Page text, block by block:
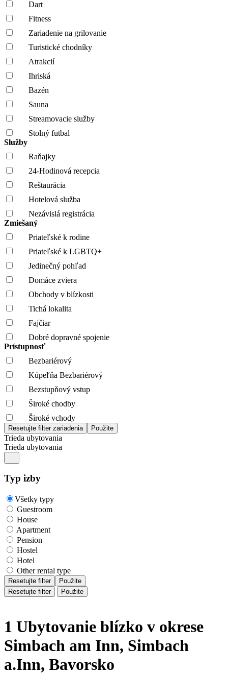
Dart
Fitness
Zariadenie na grilovanie
Turistické chodníky
Atrakcií
Ihriská
Bazén
Sauna
Streamovacie služby
Stolný futbal
Služby
Raňajky
24-Hodinová recepcia
Reštaurácia
Hotelová služba
Nezávislá registrácia
Zmiešaný
Priateľské k rodine
Priateľské k LGBTQ+
Jedinečný pohľad
Domáce zviera
Obchody v blízkosti
Tichá lokalita
Fajčiar
Dobré dopravné spojenie
Prístupnosť
Bezbariérový
Kúpeľňa Bezbariérový
Bezstupňový vstup
Široké chodby
Široké vchody
Trieda ubytovania
Trieda ubytovania
Typ izby
Všetky typy
Guestroom
House
Apartment
Pension
Hostel
Hotel
Other rental type
Resetujte filter
Použite
Resetujte filter
Použite
1 Ubytovanie blízko v okrese
Simbach am Inn, Simbach
a.Inn, Bavorsko